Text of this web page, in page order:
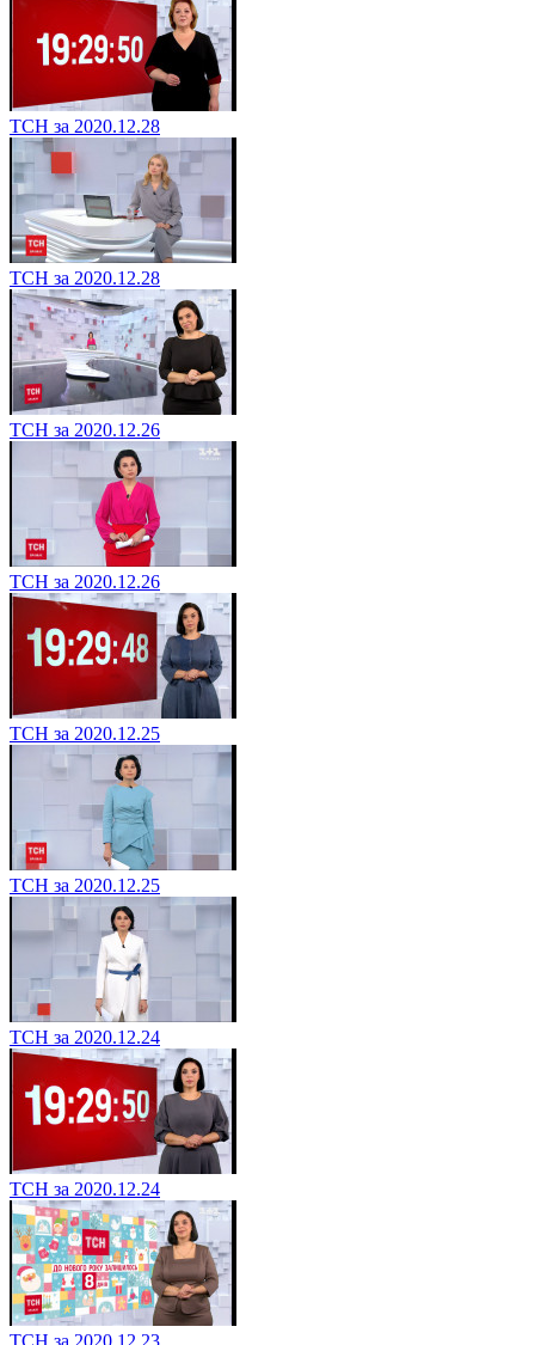
ТСН за 2020.12.28
ТСН за 2020.12.28
ТСН за 2020.12.26
ТСН за 2020.12.26
ТСН за 2020.12.25
ТСН за 2020.12.25
ТСН за 2020.12.24
ТСН за 2020.12.24
ТСН за 2020.12.23